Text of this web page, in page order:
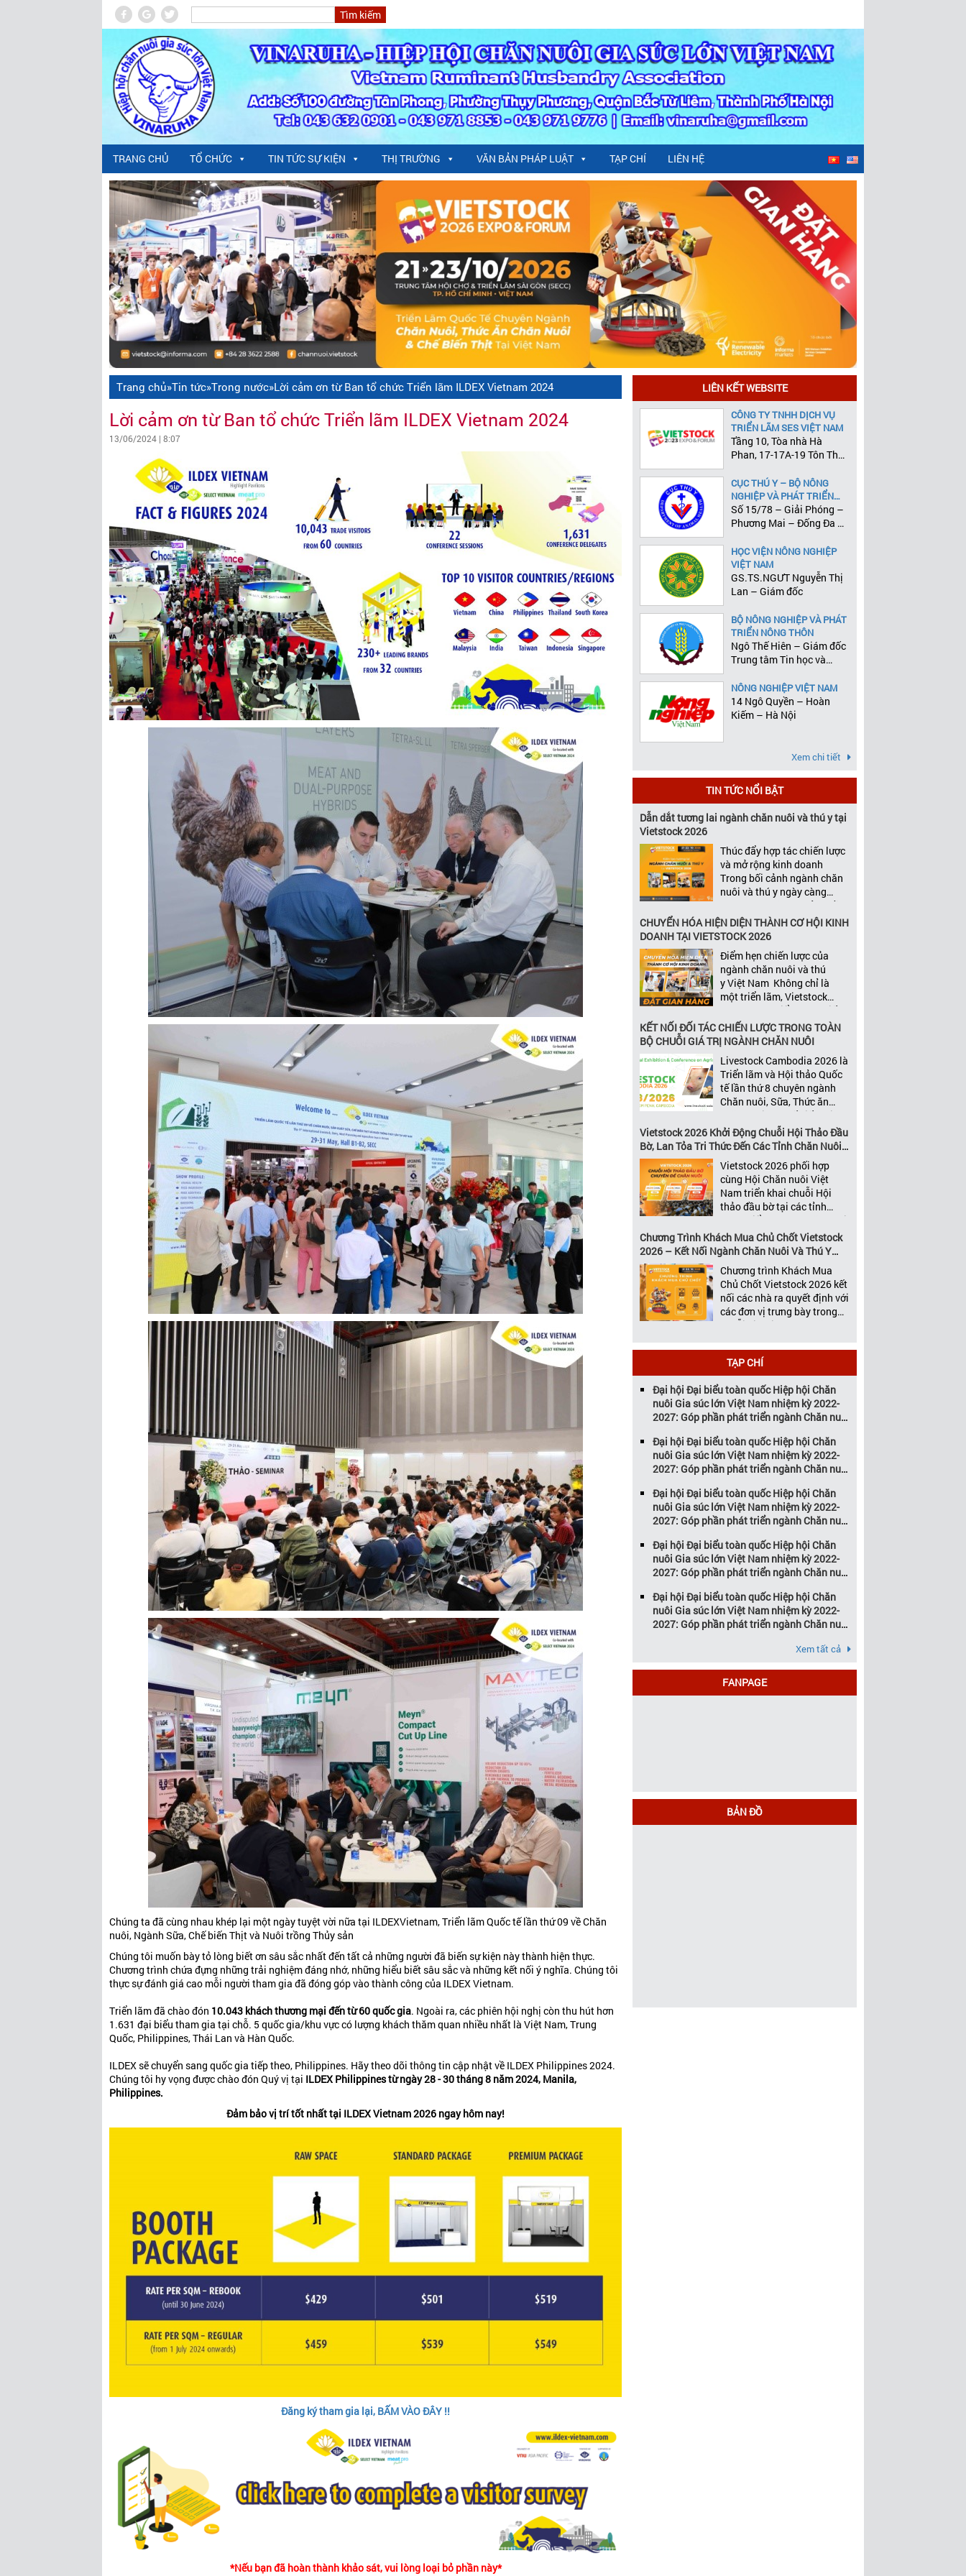
TRANG CHỦ TỔ CHỨC TIN TỨC SỰ KIỆN THỊ TRƯỜNG VĂN BẢN PHÁP LUẬT TẠP CHÍ LIÊN HỆ
Trang chủ»Tin tức»Trong nước»Lời cảm ơn từ Ban tổ chức Triển lãm ILDEX Vietnam 2024
Lời cảm ơn từ Ban tổ chức Triển lãm ILDEX Vietnam 2024
13/06/2024 | 8:07
Chúng ta đã cùng nhau khép lại một ngày tuyệt vời nữa tại ILDEXVietnam, Triển lãm Quốc tế lần thứ 09 về Chăn
nuôi, Ngành Sữa, Chế biến Thịt và Nuôi trồng Thủy sản
Chúng tôi muốn bày tỏ lòng biết ơn sâu sắc nhất đến tất cả những người đã biến sự kiện này thành hiện thực.
Chương trình chứa đựng những trải nghiệm đáng nhớ, những hiểu biết sâu sắc và những kết nối ý nghĩa. Chúng tôi
thực sự đánh giá cao mỗi người tham gia đã đóng góp vào thành công của ILDEX Vietnam.
Triển lãm đã chào đón 10.043 khách thương mại đến từ 60 quốc gia. Ngoài ra, các phiên hội nghị còn thu hút hơn
1.631 đại biểu tham gia tại chỗ. 5 quốc gia/khu vực có lượng khách thăm quan nhiều nhất là Việt Nam, Trung
Quốc, Philippines, Thái Lan và Hàn Quốc.
ILDEX sẽ chuyển sang quốc gia tiếp theo, Philippines. Hãy theo dõi thông tin cập nhật về ILDEX Philippines 2024.
Chúng tôi hy vọng được chào đón Quý vị tại ILDEX Philippines từ ngày 28 - 30 tháng 8 năm 2024, Manila,
Philippines.
Đảm bảo vị trí tốt nhất tại ILDEX Vietnam 2026 ngay hôm nay!
Đăng ký tham gia lại, BẤM VÀO ĐÂY !!
*Nếu bạn đã hoàn thành khảo sát, vui lòng loại bỏ phần này*
LIÊN KẾT WEBSITE
CÔNG TY TNHH DỊCH VỤ
TRIỂN LÃM SES VIỆT NAM
Tầng 10, Tòa nhà Hà
Phan, 17-17A-19 Tôn Thất
Lão, Quận 1, Tp.HCM
CỤC THÚ Y – BỘ NÔNG
NGHIỆP VÀ PHÁT TRIỂN
NÔNG THÔN
Số 15/78 – Giải Phóng –
Phương Mai – Đống Đa –
HỌC VIỆN NÔNG NGHIỆP
VIỆT NAM
GS.TS.NGƯT Nguyễn Thị
Lan – Giám đốc
BỘ NÔNG NGHIỆP VÀ PHÁT
TRIỂN NÔNG THÔN
Ngô Thế Hiên – Giám đốc
Trung tâm Tin học và
NÔNG NGHIỆP VIỆT NAM
14 Ngô Quyền – Hoàn
Kiếm – Hà Nội
Xem chi tiết
TIN TỨC NỔI BẬT
Dẫn dắt tương lai ngành chăn nuôi và thú y tại
Vietstock 2026
Thúc đẩy hợp tác chiến lược
và mở rộng kinh doanh
Trong bối cảnh ngành chăn
nuôi và thú y ngày càng
cạnh tranh, tăng trưởng bền
vững không chỉ phụ thuộc
vào chất lượng sản phẩm
còn được thúc đẩy bởi khả
năng xây dựng các mối quan
[…]
CHUYỂN HÓA HIỆN DIỆN THÀNH CƠ HỘI KINH
DOANH TẠI VIETSTOCK 2026
Điểm hẹn chiến lược của
ngành chăn nuôi và thú
y Việt Nam Không chỉ là
một triển lãm, Vietstock
2026 còn là điểm hẹn chiến
lược của ngành. Quy tụ
những đơn vị kinh doanh
hàng đầu, những lãnh
đạo và nhà cung cấp trong
chuỗi giá
trị ngành, Vietstock mang
đến nền tảng kết nối toàn
giá trị […]
KẾT NỐI ĐỐI TÁC CHIẾN LƯỢC TRONG TOÀN
BỘ CHUỖI GIÁ TRỊ NGÀNH CHĂN NUÔI
Livestock Cambodia 2026 là
Triển lãm và Hội thảo Quốc
tế lần thứ 8 chuyên ngành
Chăn nuôi, Sữa, Thức ăn
chăn nuôi và Chế biến thịt
tại Campuchia. Đây được
đánh giá là một trong những
niên uy tín và đáng chú ý
nhất của ngành nông nghiệp
– chăn […]
Vietstock 2026 Khởi Động Chuỗi Hội Thảo Đầu
Bờ, Lan Tỏa Tri Thức Đến Các Tỉnh Chăn Nuôi
Trọng Điểm
Vietstock 2026 phối hợp
cùng Hội Chăn nuôi Việt
Nam triển khai chuỗi Hội
thảo đầu bờ tại các tỉnh
trọng điểm ngành chăn nuôi
Không chỉ là nền tảng giao
thương hàng đầu của ngành
chăn nuôi và thú y, Vietstock
còn là triển lãm duy nhất tại
Việt Nam tổ chức thường
niên […]
Chương Trình Khách Mua Chủ Chốt Vietstock
2026 – Kết Nối Ngành Chăn Nuôi Và Thú Y
Việt Nam Và Đông Nam ÁChương trình Khách Mua
Chủ Chốt Vietstock 2026 kết
nối các nhà ra quyết định với
các đơn vị trưng bày trong
chuỗi giá trị ngành chăn
năm đồng hành cùng sự
phát triển của ngành chăn
nuôi Việt Nam, Vietstock đã
khẳng định vị thế là triển […]
TẠP CHÍ
Đại hội Đại biểu toàn quốc Hiệp hội Chăn
nuôi Gia súc lớn Việt Nam nhiệm kỳ 2022-
2027: Góp phần phát triển ngành Chăn nuôi
Đại hội Đại biểu toàn quốc Hiệp hội Chăn
nuôi Gia súc lớn Việt Nam nhiệm kỳ 2022-
2027: Góp phần phát triển ngành Chăn nuôi
Đại hội Đại biểu toàn quốc Hiệp hội Chăn
nuôi Gia súc lớn Việt Nam nhiệm kỳ 2022-
2027: Góp phần phát triển ngành Chăn nuôi
Đại hội Đại biểu toàn quốc Hiệp hội Chăn
nuôi Gia súc lớn Việt Nam nhiệm kỳ 2022-
2027: Góp phần phát triển ngành Chăn nuôi
Đại hội Đại biểu toàn quốc Hiệp hội Chăn
nuôi Gia súc lớn Việt Nam nhiệm kỳ 2022-
2027: Góp phần phát triển ngành Chăn nuôi
Xem tất cả
FANPAGE
BẢN ĐỒ